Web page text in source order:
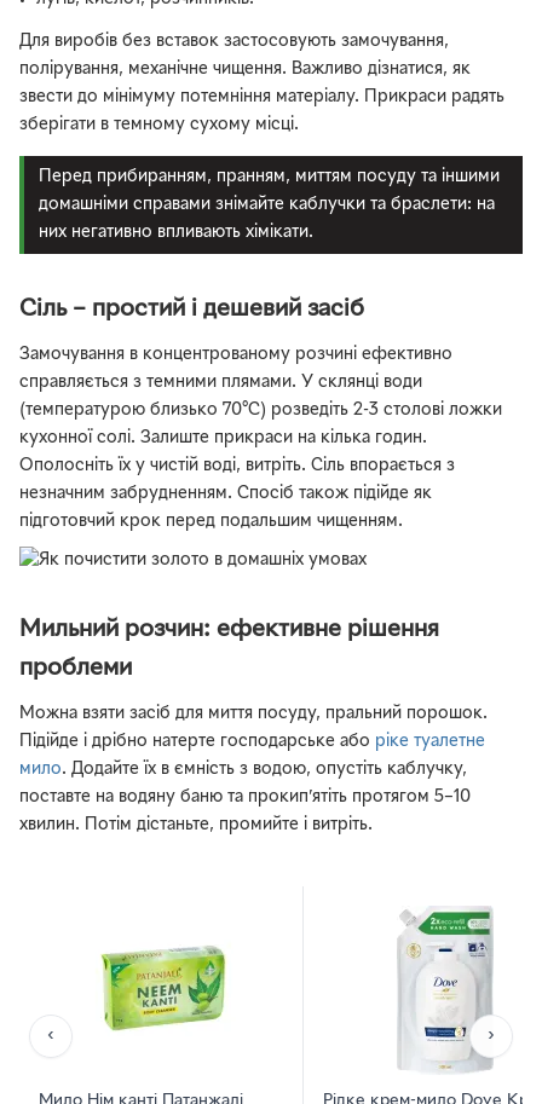
Для виробів без вставок застосовують замочування,
полірування, механічне чищення. Важливо дізнатися, як
звести до мінімуму потемніння матеріалу. Прикраси радять
зберігати в темному сухому місці.
Перед прибиранням, пранням, миттям посуду та іншими
домашніми справами знімайте каблучки та браслети: на
них негативно впливають хімікати.
Сіль – простий і дешевий засіб
Замочування в концентрованому розчині ефективно
справляється з темними плямами. У склянці води
(температурою близько 70°C) розведіть 2-3 столові ложки
кухонної солі. Залиште прикраси на кілька годин.
Ополосніть їх у чистій воді, витріть. Сіль впорається з
незначним забрудненням. Спосіб також підійде як
підготовчий крок перед подальшим чищенням.
Мильний розчин: ефективне рішення
проблеми
Можна взяти засіб для миття посуду, пральний порошок.
Підійде і дрібно натерте господарське або ріке туалетне
мило. Додайте їх в ємність з водою, опустіть каблучку,
поставте на водяну баню та прокип’ятіть протягом 5–10
хвилин. Потім дістаньте, промийте і витріть.
‹ ›